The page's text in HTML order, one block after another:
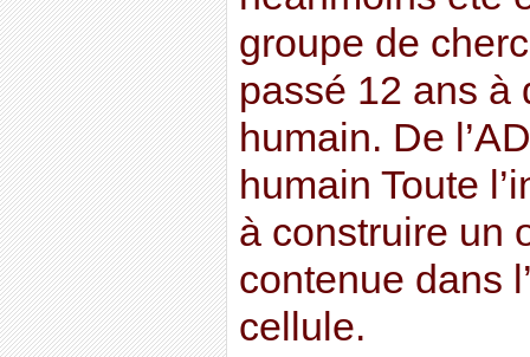
groupe de
passé 12 ans à
humain. De
humain Toute
à construire un
contenue dans
cellule.